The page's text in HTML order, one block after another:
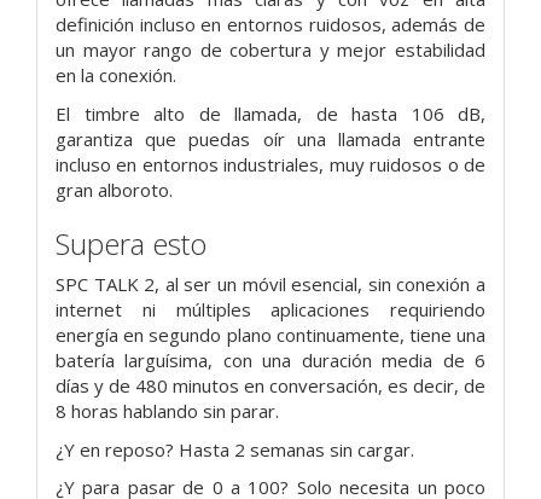
definición incluso en entornos ruidosos, además de
un mayor rango de cobertura y mejor estabilidad
en la conexión.
El timbre alto de llamada, de hasta 106 dB,
garantiza que puedas oír una llamada entrante
incluso en entornos industriales, muy ruidosos o de
gran alboroto.
Supera esto
SPC TALK 2, al ser un móvil esencial, sin conexión a
internet ni múltiples aplicaciones requiriendo
energía en segundo plano continuamente, tiene una
batería larguísima, con una duración media de 6
días y de 480 minutos en conversación, es decir, de
8 horas hablando sin parar.
¿Y en reposo? Hasta 2 semanas sin cargar.
¿Y para pasar de 0 a 100? Solo necesita un poco